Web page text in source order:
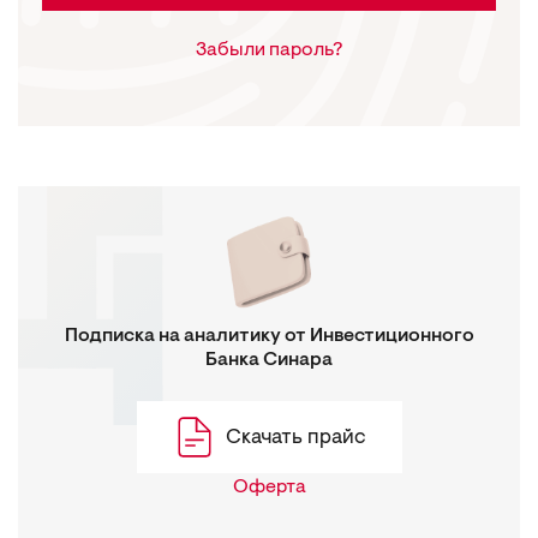
Забыли пароль?
Подписка на аналитику от Инвестиционного
Банка Синара
Скачать прайс
Оферта